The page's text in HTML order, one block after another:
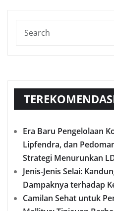
Era Baru Pengelolaan
Lipfendra, dan
Strategi Menurunkan
Jenis-Jenis Selai:
Dampaknya terhadap
Camilan Sehat untuk